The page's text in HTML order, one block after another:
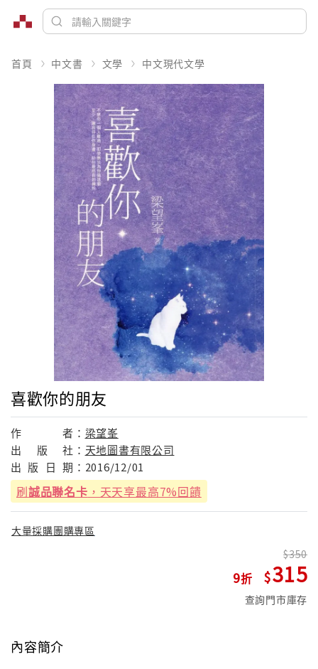
首頁 中文書 文學 中文現代文學
喜歡你的朋友
作 者： 梁望峯
出
版 社： 天地圖書有限公司
出 版 日 期： 2016/12/01
刷誠品聯名卡 ，天天享最高7%回饋
大量採購團購專區
9
350
315
查詢門市庫存
內容簡介